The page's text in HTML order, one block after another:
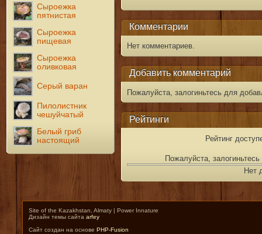
Сыроежка
пятнистая
Сыроежка
пищевая
Сыроежка
оливковая
Серый варан
Пилолистник
чешуйчатый
Белый гриб
настоящий
Комментарии
Нет комментариев.
Добавить комментарий
Пожалуйста, залогиньтесь для
Рейтинги
Рейтинг
Пожалуйста,
Нет
Site of the Kazakhstan, Almaty | Power Innature
Дизайн темы сайта arfey
Сайт создан на основе PHP-Fusion